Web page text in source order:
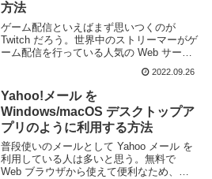
方法
ゲーム配信といえばまず思いつくのが
Twitch だろう。世界中のストリーマーがゲ
ーム配信を行っている人気の Web サービ
ブラウザからの利用が一般的ではあるが、
人によっては独立したアプ...
2022.09.26
Yahoo!メール を
Windows/macOS デスクトップア
プリのように利用する方法
普段使いのメールとして Yahoo メール を
利用している人は多いと思う。無料で
Web ブラウザから使えて便利なため、特